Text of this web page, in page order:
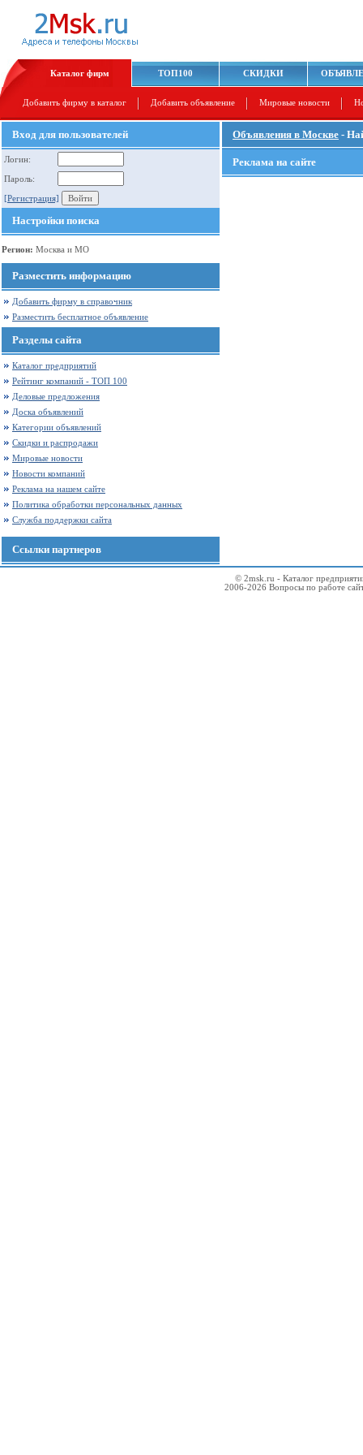
Каталог фирм ТОП100 СКИДКИ
Добавить фирму в каталог Добавить объявление Мировые новости
Вход для пользователей
Логин:
Пароль:
[Регистрация]
Настройки поиска
Регион: Москва и МО
Разместить информацию
Добавить фирму в справочник
Разместить бесплатное объявление
Разделы сайта
Каталог предприятий
Рейтинг компаний - ТОП 100
Деловые предложения
Доска объявлений
Категории объявлений
Скидки и распродажи
Мировые новости
Новости компаний
Реклама на нашем сайте
Политика обработки персональных данных
Служба поддержки сайта
Ссылки партнеров
Объявления в Москве -
Реклама на сайте
© 2msk.ru - Каталог
2006-2026 Вопросы по работе